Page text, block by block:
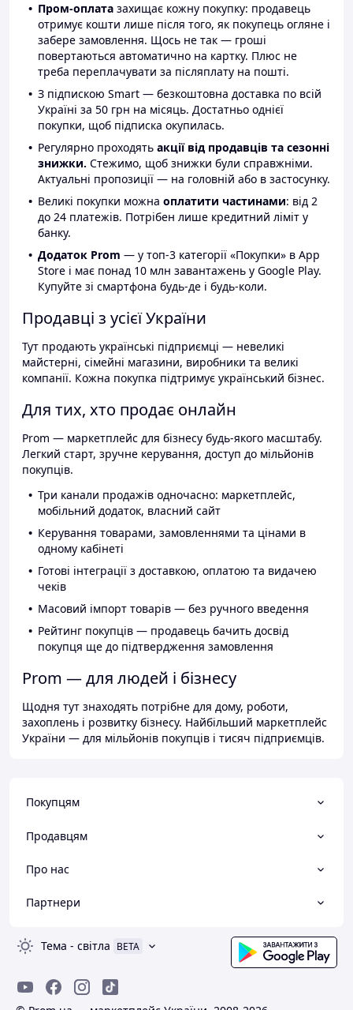
Пром-оплата захищає кожну покупку: продавець
отримує кошти лише після того, як покупець огляне і
забере замовлення. Щось не так — гроші
повертаються автоматично на картку. Плюс не
треба переплачувати за післяплату на пошті.
З підпискою Smart — безкоштовна доставка по всій
Україні за 50 грн на місяць. Достатньо однієї
покупки, щоб підписка окупилась.
Регулярно проходять акції від продавців та сезонні
знижки. Стежимо, щоб знижки були справжніми.
Актуальні пропозиції — на головній або в застосунку.
Великі покупки можна оплатити частинами: від 2
до 24 платежів. Потрібен лише кредитний ліміт у
банку.
Додаток Prom — у топ-3 категорії «Покупки» в App
Store і має понад 10 млн завантажень у Google Play.
Купуйте зі смартфона будь-де і будь-коли.
Продавці з усієї України
Тут продають українські підприємці — невеликі
майстерні, сімейні магазини, виробники та великі
компанії. Кожна покупка підтримує український бізнес.
Для тих, хто продає онлайн
Prom — маркетплейс для бізнесу будь-якого масштабу.
Легкий старт, зручне керування, доступ до мільйонів
покупців.
Три канали продажів одночасно: маркетплейс,
мобільний додаток, власний сайт
Керування товарами, замовленнями та цінами в
одному кабінеті
Готові інтеграції з доставкою, оплатою та видачею
чеків
Масовий імпорт товарів — без ручного введення
Рейтинг покупців — продавець бачить досвід
покупця ще до підтвердження замовлення
Prom — для людей і бізнесу
Щодня тут знаходять потрібне для дому, роботи,
захоплень і розвитку бізнесу. Найбільший маркетплейс
України — для мільйонів покупців і тисяч підприємців.
Покупцям
Продавцям
Про нас
Партнери
Тема - світла BETA